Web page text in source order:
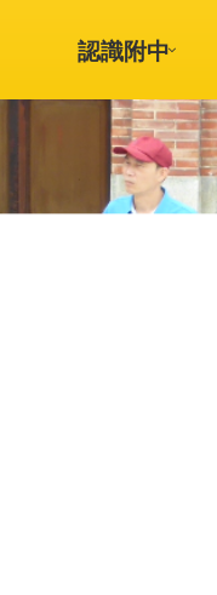
認識附中